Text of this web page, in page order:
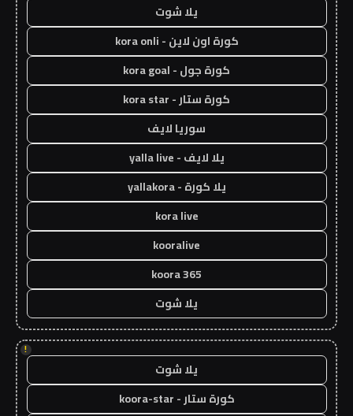
يلا شوت
كورة اون لاين - kora onli
كورة جول - kora goal
كورة ستار - kora star
سوريا لايف
يلا لايف - yalla live
يلا كورة - yallakora
kora live
kooralive
koora 365
يلا شوت
!
يلا شوت
كورة ستار - koora-star